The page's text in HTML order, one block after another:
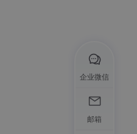
企业微信
邮箱